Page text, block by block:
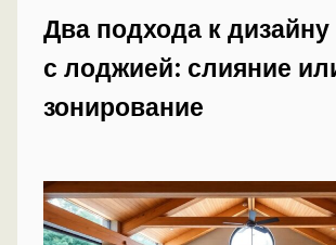
Два подхода к
с лоджией: слияние
зонирование